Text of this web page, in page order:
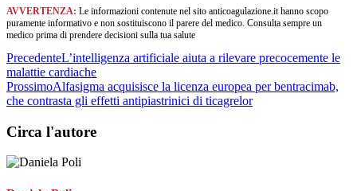
AVVERTENZA: Le informazioni contenute nel sito anticoagulazione.it hanno scopo
puramente informativo e non sostituiscono il parere del medico. Consulta sempre un
medico prima di prendere decisioni sulla tua salute
PrecedenteL’intelligenza artificiale aiuta a rilevare precocemente le
malattie cardiache
ProssimoAlfasigma acquisisce la licenza europea per bentracimab,
che contrasta gli effetti antipiastrinici di ticagrelor
Circa l'autore